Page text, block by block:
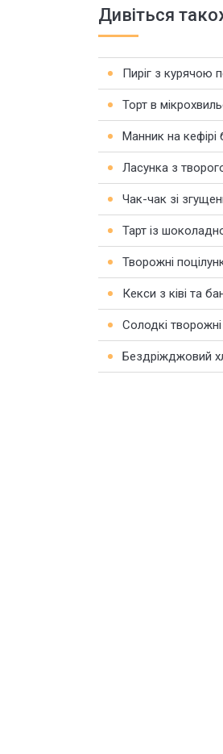
Дивіться
Пиріг з курячою
Торт в
Манник на кефірі
Ласунка з
Чак-чак зі
Тарт із
Творожні
Кекси з ківі та
Солодкі
Бездріжджовий